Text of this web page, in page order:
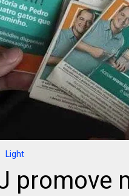
Light
promove